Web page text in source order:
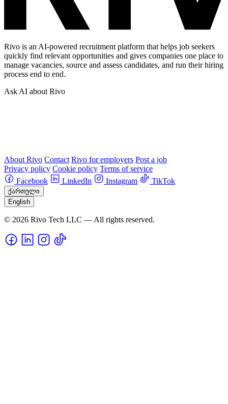
Rivo is an AI-powered recruitment platform that helps job seekers
quickly find relevant opportunities and gives companies one place to
manage vacancies, source and assess candidates, and run their hiring
process end to end.
Ask AI about Rivo
About Rivo Contact Rivo for employers Post a job
Privacy policy Cookie policy Terms of service
Facebook
LinkedIn Instagram TikTok
ქართული
English
© 2026 Rivo Tech LLC — All rights reserved.